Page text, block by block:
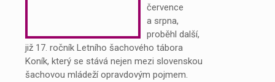
července
a srpna,
proběhl další,
již 17. ročník Letního šachového tábora
Koník, který se stává nejen mezi slovenskou
šachovou mládeží opravdovým pojmem.